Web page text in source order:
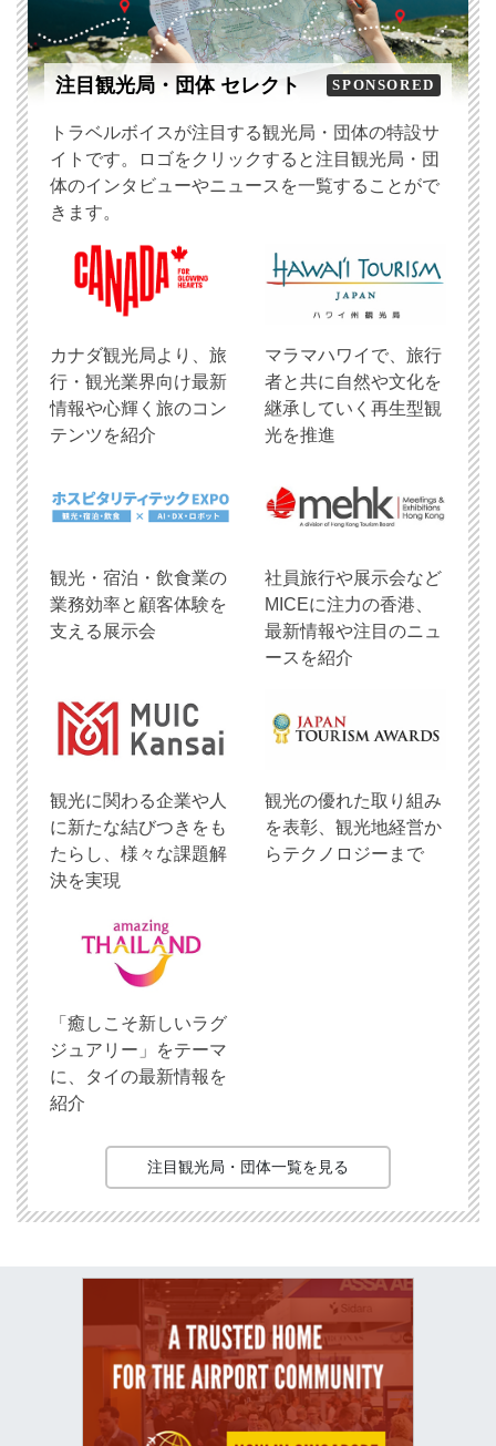
注目観光局・団体 セレクト SPONSORED
トラベルボイスが注目する観光局・団体の特設サ
イトです。ロゴをクリックすると注目観光局・団
体のインタビューやニュースを一覧することがで
きます。
​カナダ観光局より、旅
行・観光業界向け最新
情報や心輝く旅のコン
テンツを紹介
マラマハワイで、旅行
者と共に自然や文化を
継承していく再生型観
光を推進
観光・宿泊・飲食業の
業務効率と顧客体験を
支える展示会
社員旅行や展示会など
MICEに注力の香港、
最新情報や注目のニュ
ースを紹介
観光に関わる企業や人
に新たな結びつきをも
たらし、様々な課題解
決を実現
観光の優れた取り組み
を表彰、観光地経営か
らテクノロジーまで
「癒しこそ新しいラグ
ジュアリー」をテーマ
に、タイの最新情報を
紹介
注目観光局・団体一覧を見る